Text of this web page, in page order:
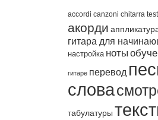
accordi canzoni chitarra
акорди
гитара для
настройка ноты
гитаре перевод
слова
табулатуры